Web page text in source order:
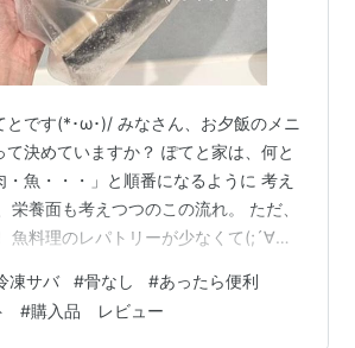
とです(*･ω･)/ みなさん、お夕飯のメニ
て決めていますか？ ぽてと家は、何と
魚・・・」と順番になるように 考え
栄養面も考えつつのこの流れ。 ただ、
魚料理のレパトリーが少なくて(;´∀｀)
イテム」に出会ってしまったんです！
サバ！ 骨取り冷凍サバが「神」3つ
凍サバ #骨なし #あったら便利
#購入品 レビュー